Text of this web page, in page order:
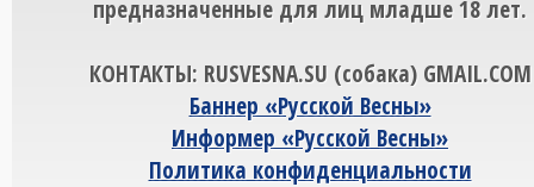
предназначенные для лиц младше 18 лет.
КОНТАКТЫ: RUSVESNA.SU (собака) GMAIL.COM
Баннер «Русской Весны»
Информер «Русской Весны»
Политика конфиденциальности